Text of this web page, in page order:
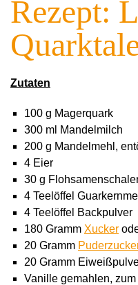
Rezept:
Zutaten
100 g Magerquark
300 ml Mandelmilch
200 g Mandelmehl,
4 Eier
30 g
4 Teelöffel
4 Teelöffel Backpulver
180 Gramm Xucker
20 Gramm
20 Gramm
Vanille gemahlen,